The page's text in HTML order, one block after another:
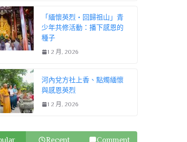
「緬懷英烈・回歸祖山」青
少年共修活動：播下感恩的
種子
1 2 月, 2026
河內兌方社上香、點燭緬懷
與感恩英烈
1 2 月, 2026
Recent Comment